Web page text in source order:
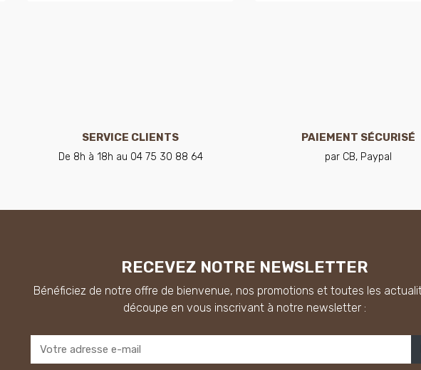
SERVICE CLIENTS
De 8h à 18h au 04 75 30 88 64
PAIEMENT SÉCURISÉ
par CB, Paypal
RECEVEZ NOTRE NEWSLETTER
Bénéficiez de notre offre de bienvenue, nos promotions et toutes les
découpe en vous inscrivant à notre newsletter :